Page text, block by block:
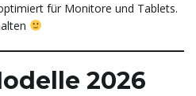
für Monitore und Tablets.
2026